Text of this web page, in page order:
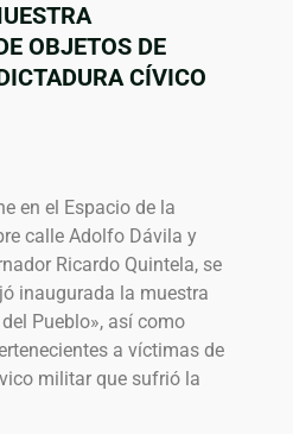
OBJETOS DE
CÍVICO
en el Espacio de la
calle Adolfo Dávila y
Ricardo Quintela, se
inaugurada la muestra
Pueblo», así como
a víctimas de
militar que sufrió la